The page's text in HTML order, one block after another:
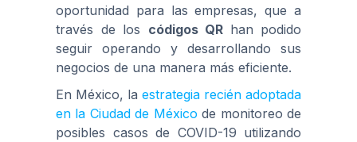
oportunidad para las empresas, que a
través de los códigos QR han podido
seguir operando y desarrollando sus
negocios de una manera más eficiente.
En México, la estrategia recién adoptada
en la Ciudad de Méxicode monitoreo de
posibles casos de COVID-19 utilizando